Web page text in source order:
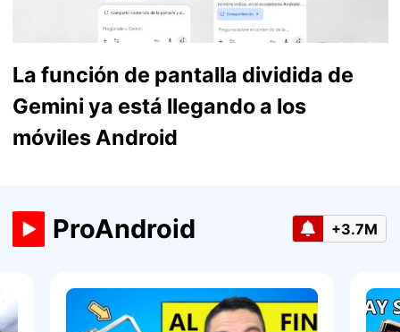
La función de pantalla dividida de
Gemini ya está llegando a los
móviles Android
ProAndroid +3.7M